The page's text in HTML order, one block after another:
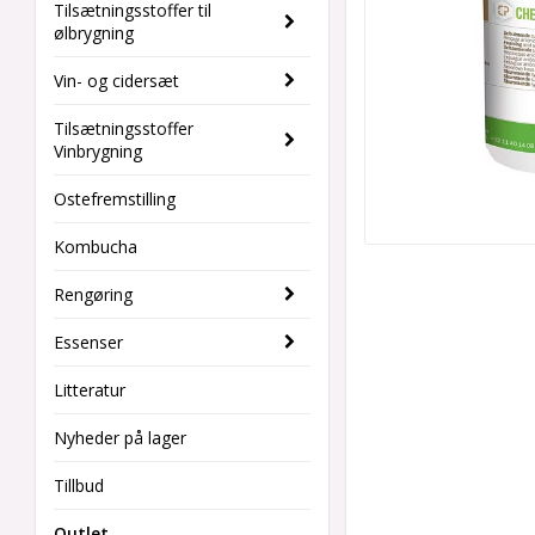
Tilsætningsstoffer til
ølbrygning
Vin- og cidersæt
Tilsætningsstoffer
Vinbrygning
Ostefremstilling
Kombucha
Rengøring
Essenser
Litteratur
Nyheder på lager
Tillbud